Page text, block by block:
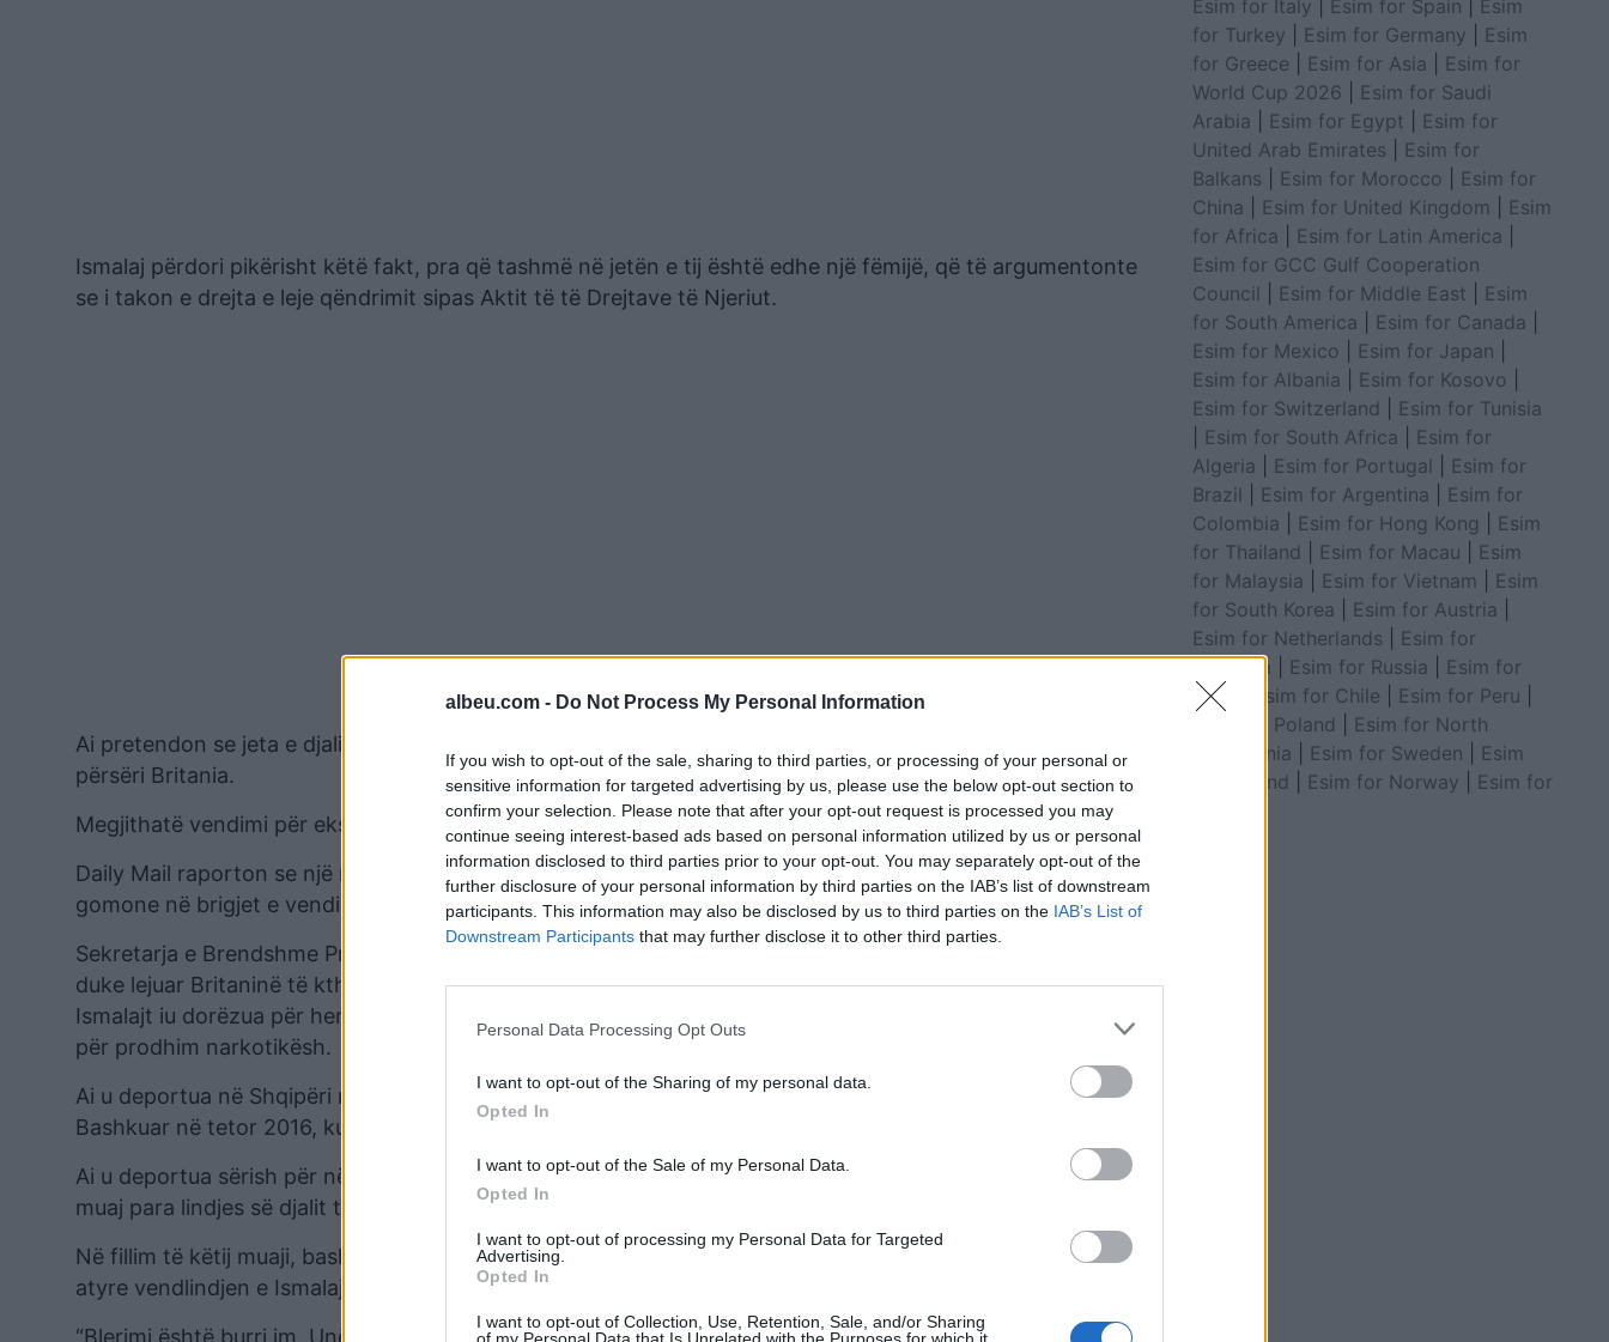
albeu.com - Do Not Process My Personal Information
If you wish to opt-out of the sale, sharing to third parties, or processing of your personal or
sensitive information for targeted advertising by us, please use the below opt-out section to
confirm your selection. Please note that after your opt-out request is processed you may
continue seeing interest-based ads based on personal information utilized by us or personal
information disclosed to third parties prior to your opt-out. You may separately opt-out of the
further disclosure of your personal information by third parties on the IAB’s list of downstream
participants. This information may also be disclosed by us to third parties on the IAB’s List of
Downstream Participants that may further disclose it to other third parties.
Personal Data Processing Opt Outs
I want to opt-out of the Sharing of my personal data.
Opted In
I want to opt-out of the Sale of my Personal Data.
Opted In
I want to opt-out of processing my Personal Data for Targeted
Advertising.
Opted In
I want to opt-out of Collection, Use, Retention, Sale, and/or Sharing
Ismalaj përdori pikërisht këtë fakt, pra që tashmë në jetën e tij është edhe një fëmijë, që të argumentonte
se i takon e drejta e leje qëndrimit sipas Aktit të të Drejtave të Njeriut.
Ai pretendon se jeta e djalit të tij tre vjeçar do të ndikohej negativisht nëse ai do të detyrohej të largohej
përsëri Britania.
Megjithatë vendimi për ekstradimin e tij është lënë në fuqi nga gjykata.
Daily Mail raporton se një ngjarje e tillë vjen pasi Britania e konsideron fluksin e shqiptarëve që mbërrijnë e
gomone në brigjet e vendit, një problem tejet shqetësues.
Sekretarja e Brendshme Priti Patel nënshkroi një marrëveshje deportimi me Shqipërinë në korrik 2021,
duke lejuar Britaninë të kthejë kriminelët dhe azilkërkuesit të cilëve i refuzohet azili.
Ismalajt iu dorëzua për herë të parë një urdhër dëbimi në dhjetor 2012 në moshën 20-vjeçare, pasi u dënua
për prodhim narkotikësh.
Ai u deportua në Shqipëri një muaj më vonë, por e shkeli këtë urdhër duke u kthyer në Mbretërinë e
Bashkuar në tetor 2016, ku nisi një lidhje me një britanike, nënë e dy fëmijëve.
Ai u deportua sërish për në Shqipëri në korrik 2018, por u rikthye në Britaninë e Madhe në janar 2019, një
muaj para lindjes së djalit të tij në gusht kur edhe u kurorëzua në martesë me partneren.
Në fillim të këtij muaji, bashkëshortja e tij ka udhëtuar drejt Shqipërisë me tre fëmijët e saj për t’u treguar
atyre vendlindjen e Ismalajt.
“Blerimi është burri im. Unë jam gruaja e tij. Së bashku kemi një fëmijë, një djalë tre vjeç. Ai nuk ka një vizë
Esim for Italy
Esim for Spain
Esim
for Turkey
Esim for Germany
Esim
for Greece
Esim for Asia
Esim for
World Cup 2026
Esim for Saudi
Arabia
Esim for Egypt
Esim for
United Arab Emirates
Esim for
Balkans
Esim for Morocco
Esim for
China
Esim for United Kingdom
Esim
for Africa
Esim for Latin America
Esim for GCC Gulf Cooperation
Council
Esim for Middle East
Esim
for South America
Esim for Canada
Esim for Mexico
Esim for Japan
Esim for Albania
Esim for Kosovo
Esim for Switzerland
Esim for Tunisia
Esim for South Africa
Esim for
Algeria
Esim for Portugal
Esim for
Brazil
Esim for Argentina
Esim for
Colombia
Esim for Hong Kong
Esim
for Thailand
Esim for Macau
Esim
for Malaysia
Esim for Vietnam
Esim
for South Korea
Esim for Austria
Esim for Netherlands
Esim for
Australia
Esim for Russia
Esim for
India
Esim for Chile Esim for Peru
Esim for Poland
Esim for North
Macedonia
Esim for Sweden
Esim
for Finland
Esim for Norway
Esim for